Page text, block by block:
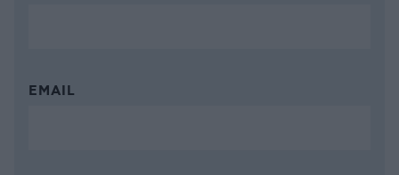
EMAIL